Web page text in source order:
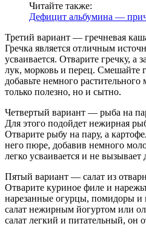
Читайте также:
Дефицит альбумина —
Третий вариант — гречневая
Гречка является отличным
усваивается. Отварите гречку, а
лук, морковь и перец. Смешайте
добавьте немного
только полезно, но и сытно.
Четвертый вариант — рыба на
Для этого подойдет нежирная
Отварите рыбу на пару, а
него пюре, добавив немного
легко усваивается и не вызывает
Пятый вариант — салат из
Отварите куриное филе и
нарезанные огурцы, помидоры и
салат нежирным йогуртом или
салат легкий и питательный, он